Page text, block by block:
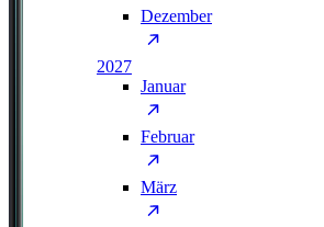
Dezember
2027
Januar
Februar
März